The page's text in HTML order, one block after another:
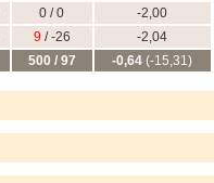
0 / 0
-2,00
9 / -26
-2,04
500 / 97 -0,64 (-15,31)